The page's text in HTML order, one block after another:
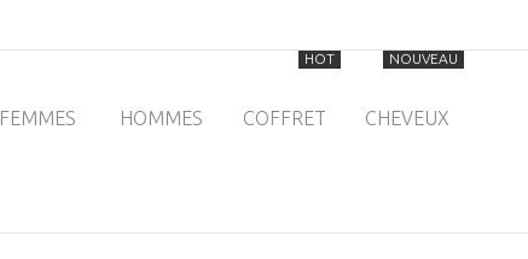
FEMMES HOMMES COFFRET
HOT
CHEVEUX
NOUVEAU